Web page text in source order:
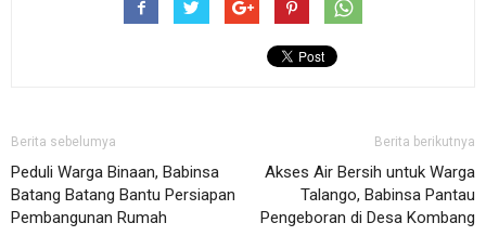
Berita sebelumya
Peduli Warga Binaan, Babinsa
Batang Batang Bantu Persiapan
Pembangunan Rumah
Berita berikutnya
Akses Air Bersih untuk Warga
Talango, Babinsa Pantau
Pengeboran di Desa Kombang